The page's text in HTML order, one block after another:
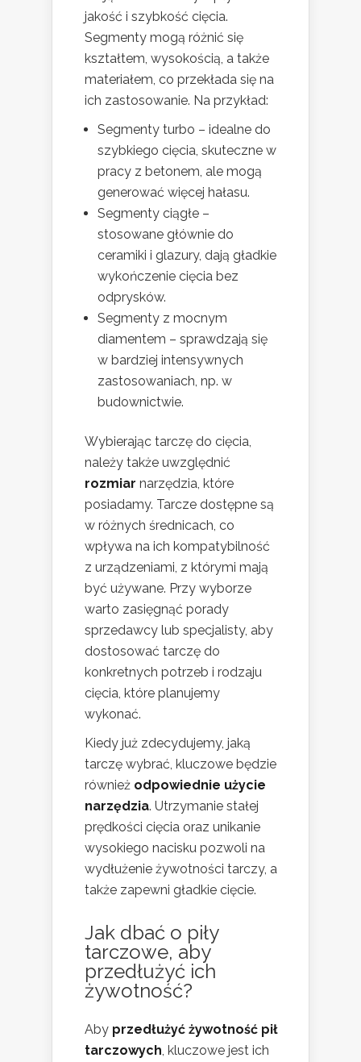
jakość i szybkość cięcia.
Segmenty mogą różnić się
kształtem, wysokością, a także
materiałem, co przekłada się na
ich zastosowanie. Na przykład:
Segmenty turbo – idealne do
szybkiego cięcia, skuteczne w
pracy z betonem, ale mogą
generować więcej hałasu.
Segmenty ciągłe –
stosowane głównie do
ceramiki i glazury, dają gładkie
wykończenie cięcia bez
odprysków.
Segmenty z mocnym
diamentem – sprawdzają się
w bardziej intensywnych
zastosowaniach, np. w
budownictwie.
Wybierając tarczę do cięcia,
należy także uwzględnić
rozmiar narzędzia, które
posiadamy. Tarcze dostępne są
w różnych średnicach, co
wpływa na ich kompatybilność
z urządzeniami, z którymi mają
być używane. Przy wyborze
warto zasięgnąć porady
sprzedawcy lub specjalisty, aby
dostosować tarczę do
konkretnych potrzeb i rodzaju
cięcia, które planujemy
wykonać.
Kiedy już zdecydujemy, jaką
tarczę wybrać, kluczowe będzie
również odpowiednie użycie
narzędzia. Utrzymanie stałej
prędkości cięcia oraz unikanie
wysokiego nacisku pozwoli na
wydłużenie żywotności tarczy, a
także zapewni gładkie cięcie.
Jak dbać o piły
tarczowe, aby
przedłużyć ich
żywotność?
Aby przedłużyć żywotność pił
tarczowych , kluczowe jest ich